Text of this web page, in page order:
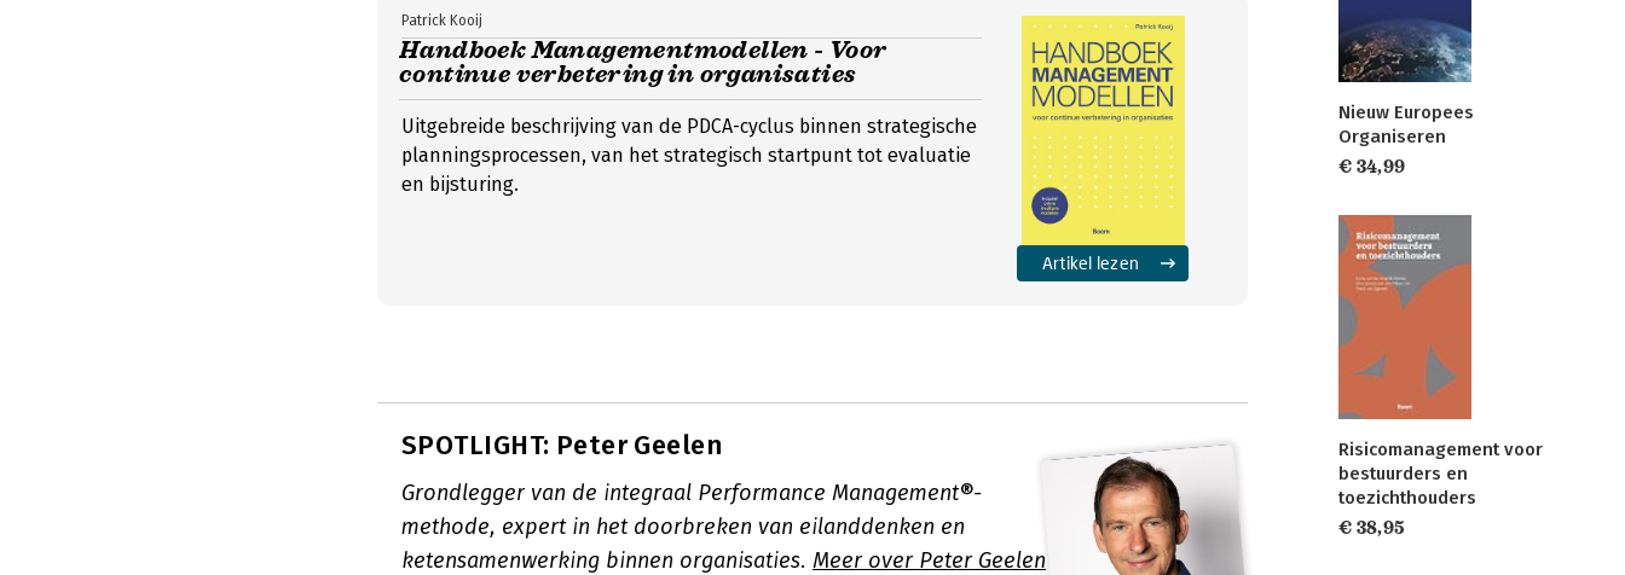
Handboek Managementmodellen - Voor
continue verbetering in organisaties
Patrick Kooij
Uitgebreide beschrijving van de PDCA-cyclus binnen strategische
planningsprocessen, van het strategisch startpunt tot evaluatie
en bijsturing.
Artikel lezen
SPOTLIGHT: Peter Geelen
Grondlegger van de integraal Performance Management®-
methode, expert in het doorbreken van eilanddenken en
ketensamenwerking binnen organisaties. Meer over Peter Geelen
Nieuw Europees
Organiseren
€ 34,99
Risicomanagement voor
bestuurders en
toezichthouders
€ 38,95